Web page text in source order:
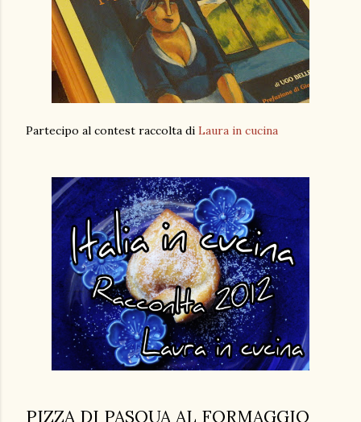
Partecipo al contest raccolta di Laura in cucina
PIZZA DI PASQUA AL FORMAGGIO